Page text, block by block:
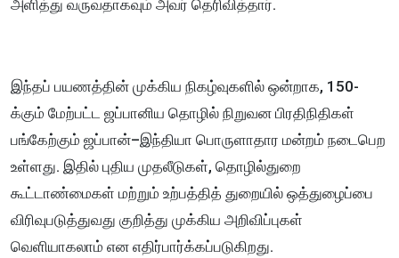
அளித்து வருவதாகவும் அவர் தெரிவித்தார்.
இந்தப் பயணத்தின் முக்கிய நிகழ்வுகளில் ஒன்றாக, 150-
க்கும் மேற்பட்ட ஜப்பானிய தொழில் நிறுவன பிரதிநிதிகள்
பங்கேற்கும் ஜப்பான்–இந்தியா பொருளாதார மன்றம் நடைபெற
உள்ளது. இதில் புதிய முதலீடுகள், தொழில்துறை
கூட்டாண்மைகள் மற்றும் உற்பத்தித் துறையில் ஒத்துழைப்பை
விரிவுபடுத்துவது குறித்து முக்கிய அறிவிப்புகள்
வெளியாகலாம் என எதிர்பார்க்கப்படுகிறது.